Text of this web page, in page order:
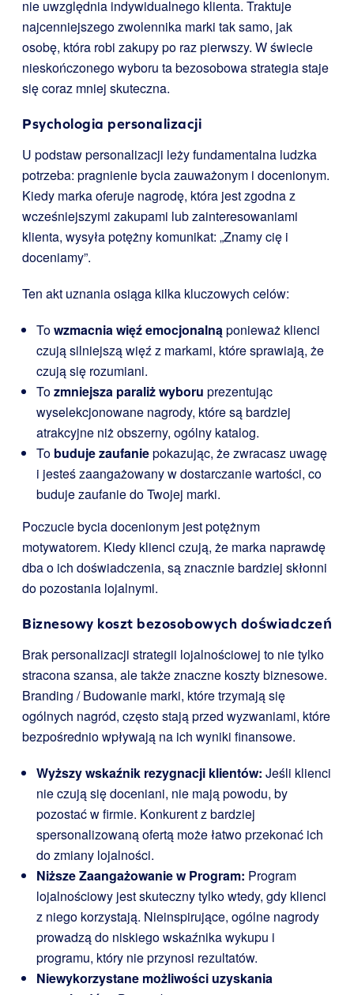
nie uwzględnia indywidualnego klienta. Traktuje
najcenniejszego zwolennika marki tak samo, jak
osobę, która robi zakupy po raz pierwszy. W świecie
nieskończonego wyboru ta bezosobowa strategia staje
się coraz mniej skuteczna.
Psychologia personalizacji
U podstaw personalizacji leży fundamentalna ludzka
potrzeba: pragnienie bycia zauważonym i docenionym.
Kiedy marka oferuje nagrodę, która jest zgodna z
wcześniejszymi zakupami lub zainteresowaniami
klienta, wysyła potężny komunikat: „Znamy cię i
doceniamy”.
Ten akt uznania osiąga kilka kluczowych celów:
Towzmacnia więź emocjonalnąponieważ klienci
czują silniejszą więź z markami, które sprawiają, że
czują się rozumiani.
Tozmniejsza paraliż wyboru prezentując
wyselekcjonowane nagrody, które są bardziej
atrakcyjne niż obszerny, ogólny katalog.
To buduje zaufaniepokazując, że zwracasz uwagę
i jesteś zaangażowany w dostarczanie wartości, co
buduje zaufanie do Twojej marki.
Poczucie bycia docenionym jest potężnym
motywatorem. Kiedy klienci czują, że marka naprawdę
dba o ich doświadczenia, są znacznie bardziej skłonni
do pozostania lojalnymi.
Biznesowy koszt bezosobowych doświadczeń
Brak personalizacji strategii lojalnościowej to nie tylko
stracona szansa, ale także znaczne koszty biznesowe.
Branding / Budowanie marki, które trzymają się
ogólnych nagród, często stają przed wyzwaniami, które
bezpośrednio wpływają na ich wyniki finansowe.
Wyższy wskaźnik rezygnacji klientów: Jeśli klienci
nie czują się doceniani, nie mają powodu, by
pozostać w firmie. Konkurent z bardziej
spersonalizowaną ofertą może łatwo przekonać ich
do zmiany lojalności.
Niższe Zaangażowanie w Program: Program
lojalnościowy jest skuteczny tylko wtedy, gdy klienci
z niego korzystają. Nieinspirujące, ogólne nagrody
prowadzą do niskiego wskaźnika wykupu i
programu, który nie przynosi rezultatów.
Niewykorzystane możliwości uzyskania